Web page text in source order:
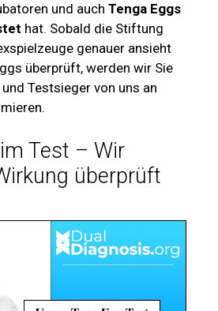
und auch Tenga Eggs
hat. Sobald die Stiftung
genauer ansieht
überprüft, werden wir Sie
Testsieger von uns an
Test – Wir
überprüft